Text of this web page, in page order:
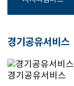
경기공유서비스